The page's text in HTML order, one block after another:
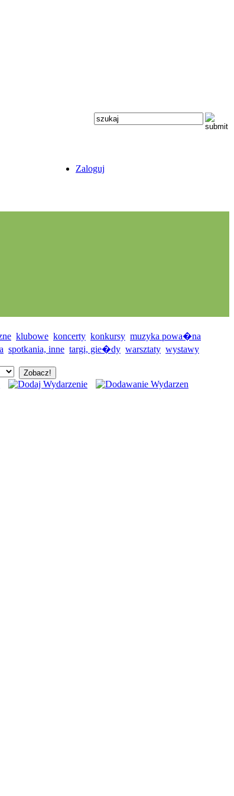
Zaloguj
klubowe koncerty konkursy muzyka powa�na
spotkania, inne targi, gie�dy warsztaty wystawy